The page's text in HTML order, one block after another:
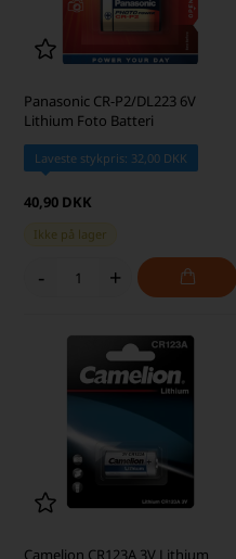
Panasonic CR-P2/DL223 6V
Lithium Foto Batteri
Laveste stykpris: 32,00 DKK
40,90 DKK
Ikke på lager
- +
Camelion CR123A 3V Lithium